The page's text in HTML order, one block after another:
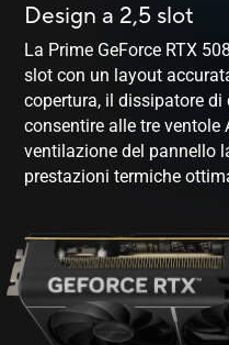
Design a 2,5 slot
La Prime GeForce RTX
slot con un layout
copertura, il dissipatore
consentire alle tre ventole
ventilazione del pannello
prestazioni termiche